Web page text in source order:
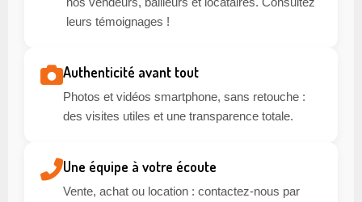
leurs témoignages !
Authenticité avant tout
Photos et vidéos smartphone, sans retouche :
des visites utiles et une transparence totale.
Une équipe à votre écoute
Vente, achat ou location : contactez-nous par